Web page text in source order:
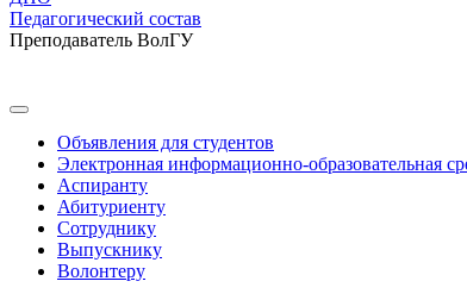
Педагогический состав
Преподаватель ВолГУ
Объявления для студентов
Электронная информационно-образовательная
Аспиранту
Абитуриенту
Сотруднику
Выпускнику
Волонтеру